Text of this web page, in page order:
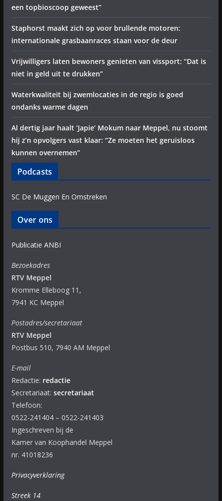
een topbioscoop geweest”
Staphorst maakt zich op voor brullende motoren:
internationale grasbaanraces staan voor de deur
Vrijwilligers laten bewoners genieten van vissport: “Dat is
niet in geld uit te drukken”
Waterkwaliteit bij zwemlocaties in de regio is goed
ondanks warme dagen
Al dertig jaar haalt ‘Japie’ Mokum naar Meppel, nu stoomt
hij z’n opvolgers vast klaar: “Ze moeten het geruisloos
kunnen overnemen”
Podcasts
SC De Muggen En Omstreken
Over ons
Publicatie ANBI
Bezoekadres
RTV Meppel
Kromme Elleboog 11,
7941 KC Meppel
Postadres/secretariaat
RTV Meppel
Postbus 510, 7940 AM Meppel
E-mail
Redactie: redactie
Secretariaat: secretariaat
Telefoon:
0522-241404 – 0522-241403
Ingeschreven bij de
Kamer van Koophandel Meppel
nr. 41018236
Privacyverklaring
Streek 14